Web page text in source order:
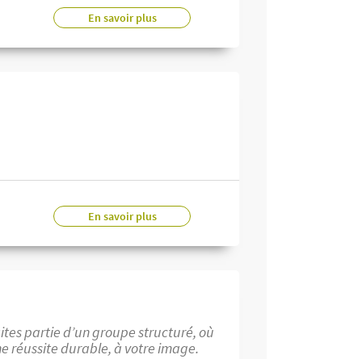
En savoir plus
En savoir plus
partie d’un groupe structuré, où
réussite durable, à votre image.